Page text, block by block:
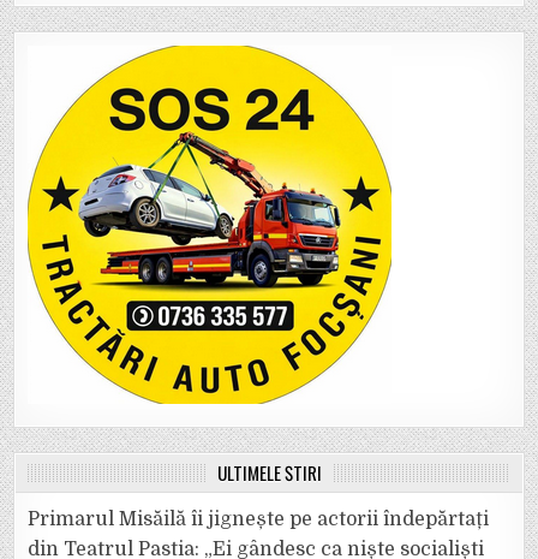
ULTIMELE ȘTIRI
Primarul Misăilă îi jignește pe actorii îndepărtați
din Teatrul Pastia: „Ei gândesc ca niște socialiști